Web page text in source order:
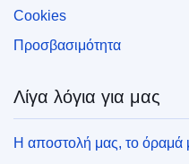
Cookies
Προσβασιμότητα
Λίγα λόγια για μας
Η αποστολή μας, το όραμά